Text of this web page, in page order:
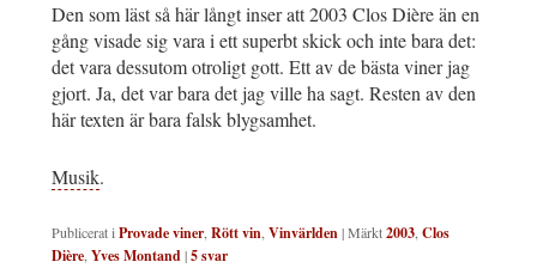
Den som läst så här långt inser att 2003 Clos Dière än en
gång visade sig vara i ett superbt skick och inte bara det:
det vara dessutom otroligt gott. Ett av de bästa viner jag
gjort. Ja, det var bara det jag ville ha sagt. Resten av den
här texten är bara falsk blygsamhet.
Musik.
Publicerat iProvade viner,Rött vin,Vinvärlden|Märkt2003,Clos
Dière,Yves Montand|5svar